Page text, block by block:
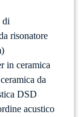
di
risonatore
in ceramica
da
DSD
acustico